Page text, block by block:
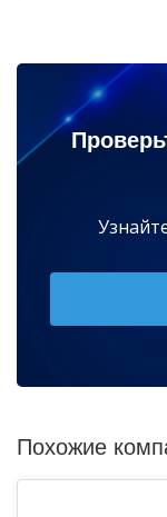
Похожие